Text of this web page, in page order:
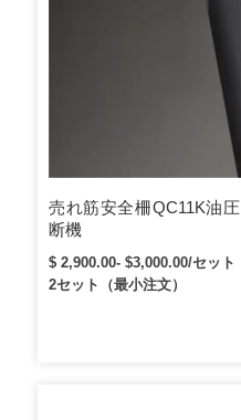
売れ筋安全柵QC11K油
断機
$ 2,900.00- $3,000.00/セット
2セット（最小注文）